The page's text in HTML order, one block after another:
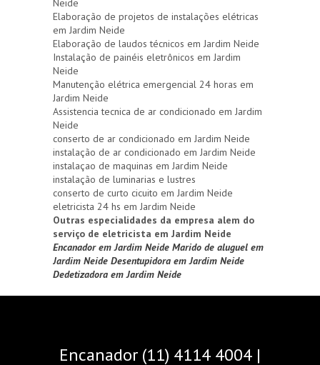
Neide
Elaboração de projetos de instalações elétricas
em Jardim Neide
Elaboração de laudos técnicos em Jardim Neide
Instalação de painéis eletrônicos em Jardim
Neide
Manutenção elétrica emergencial 24 horas em
Jardim Neide
Assistencia tecnica de ar condicionado em Jardim
Neide
conserto de ar condicionado em Jardim Neide
instalação de ar condicionado em Jardim Neide
instalaçao de maquinas em Jardim Neide
instalação de luminarias e lustres
conserto de curto cicuito em Jardim Neide
eletricista 24 hs em Jardim Neide
Outras especialidades da empresa alem do
serviço de eletricista em Jardim Neide
Encanador em Jardim Neide Marido de aluguel em
Jardim Neide Desentupidora em Jardim Neide
Dedetizadora em Jardim Neide
Encanador (11) 4114 4004 |